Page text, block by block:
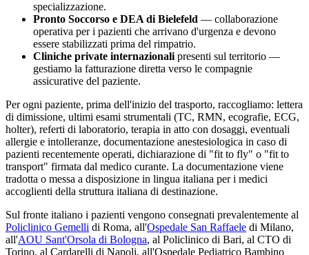
specializzazione.
Pronto Soccorso e DEA di Bielefeld — collaborazione
operativa per i pazienti che arrivano d'urgenza e devono
essere stabilizzati prima del rimpatrio.
Cliniche private internazionali presenti sul territorio —
gestiamo la fatturazione diretta verso le compagnie
assicurative del paziente.
Per ogni paziente, prima dell'inizio del trasporto, raccogliamo: lettera
di dimissione, ultimi esami strumentali (TC, RMN, ecografie, ECG,
holter), referti di laboratorio, terapia in atto con dosaggi, eventuali
allergie e intolleranze, documentazione anestesiologica in caso di
pazienti recentemente operati, dichiarazione di "fit to fly" o "fit to
transport" firmata dal medico curante. La documentazione viene
tradotta o messa a disposizione in lingua italiana per i medici
accoglienti della struttura italiana di destinazione.
Sul fronte italiano i pazienti vengono consegnati prevalentemente al
Policlinico Gemelli di Roma, all'Ospedale San Raffaele di Milano,
all'AOU Sant'Orsola di Bologna, al Policlinico di Bari, al CTO di
Torino, al Cardarelli di Napoli, all'Ospedale Pediatrico Bambino